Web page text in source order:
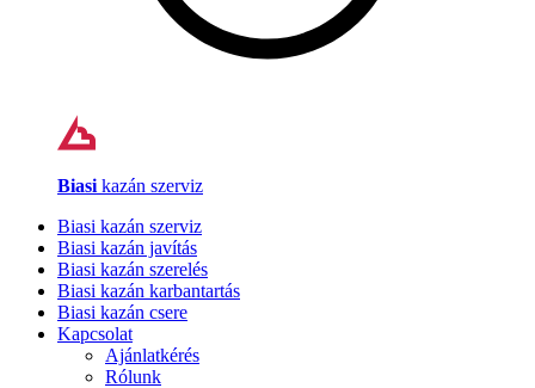
Biasi kazán szerviz
Biasi kazán szerviz
Biasi kazán javítás
Biasi kazán szerelés
Biasi kazán karbantartás
Biasi kazán csere
Kapcsolat
Ajánlatkérés
Rólunk